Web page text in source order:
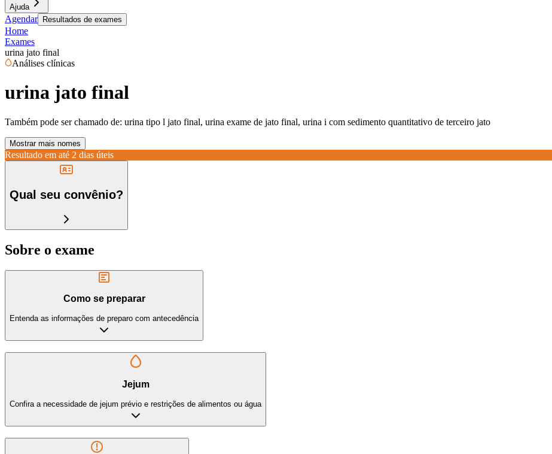
Ajuda
Agendar Resultados de exames
Home
Exames
urina jato final
Análises clínicas
urina jato final
Também pode ser chamado de: urina tipo l jato final, urina exame de jato final, urina i com sedimento quantitativo de terceiro jato
Mostrar mais nomes
Resultado em até 2 dias úteis
Qual seu convênio?
Sobre o exame
Como se preparar
Entenda as informações de preparo com antecedência
Jejum
Confira a necessidade de jejum prévio e restrições de alimentos ou água